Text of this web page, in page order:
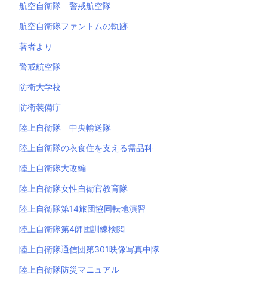
航空自衛隊 警戒航空隊
航空自衛隊ファントムの軌跡
著者より
警戒航空隊
防衛大学校
防衛装備庁
陸上自衛隊 中央輸送隊
陸上自衛隊の衣食住を支える需品科
陸上自衛隊大改編
陸上自衛隊女性自衛官教育隊
陸上自衛隊第14旅団協同転地演習
陸上自衛隊第4師団訓練検閲
陸上自衛隊通信団第301映像写真中隊
陸上自衛隊防災マニュアル